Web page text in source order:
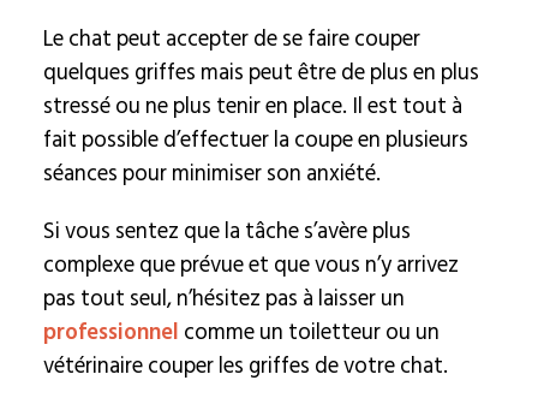
Le chat peut accepter de se faire couper
quelques griffes mais peut être de plus en plus
stressé ou ne plus tenir en place. Il est tout à
fait possible d’effectuer la coupe en plusieurs
séances pour minimiser son anxiété.
Si vous sentez que la tâche s’avère plus
complexe que prévue et que vous n’y arrivez
pas tout seul, n’hésitez pas à laisser un
professionnel comme un toiletteur ou un
vétérinaire couper les griffes de votre chat.